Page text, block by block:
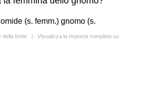
(s. femm.) gnomo (s.
della fonte | Visualizza la risposta completa su